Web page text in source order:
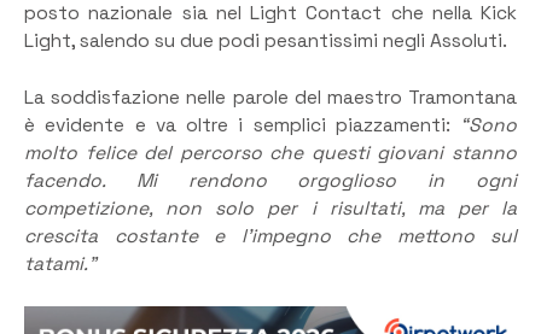
posto nazionale sia nel Light Contact che nella Kick
Light, salendo su due podi pesantissimi negli Assoluti.
​La soddisfazione nelle parole del maestro Tramontana
è evidente e va oltre i semplici piazzamenti: “Sono
molto felice del percorso che questi giovani stanno
facendo. Mi rendono orgoglioso in ogni
competizione, non solo per i risultati, ma per la
crescita costante e l’impegno che mettono sul
tatami.”